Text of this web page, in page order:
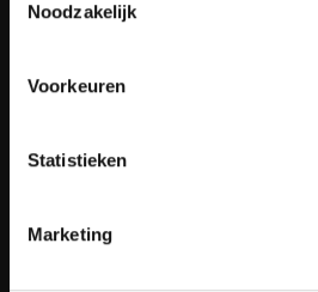
Noodzakelijk
Voorkeuren
Statistieken
Marketing
Heb je vragen over onze artikelen of
de klantenservice pagina. Daar staan